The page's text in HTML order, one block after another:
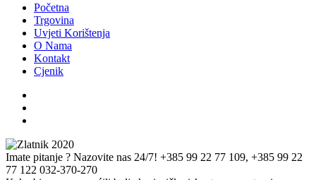
Početna
Trgovina
Uvjeti Korištenja
O Nama
Kontakt
Cjenik
Imate pitanje ? Nazovite nas 24/7! +385 99 22 77 109, +385 99 22
77 122 032-370-270